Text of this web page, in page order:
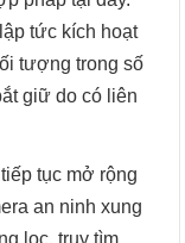
tức kích hoạt
tượng trong số
giữ do có liên
tục mở rộng
an ninh xung
lọc, truy tìm